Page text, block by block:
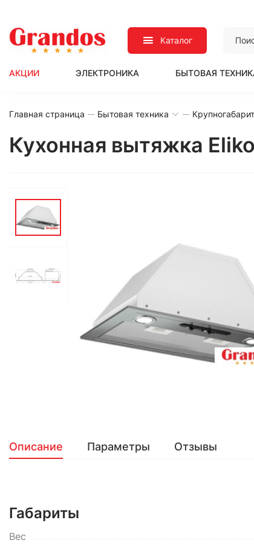
Каталог
АКЦИИ ЭЛЕКТРОНИКА БЫТОВАЯ
Главная страница Бытовая техника
Кухонная вытяжка
Описание Параметры Отзывы
Габариты
Вес